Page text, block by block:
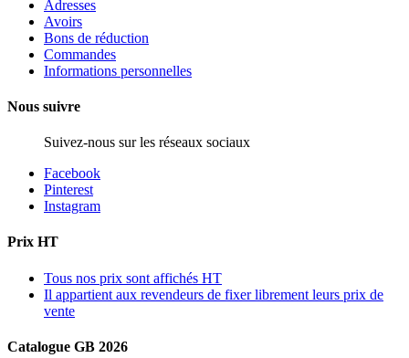
Adresses
Avoirs
Bons de réduction
Commandes
Informations personnelles
Nous suivre
Suivez-nous sur les réseaux sociaux
Facebook
Pinterest
Instagram
Prix HT
Tous nos prix sont affichés HT
Il appartient aux revendeurs de fixer librement leurs prix de
vente
Catalogue GB 2026